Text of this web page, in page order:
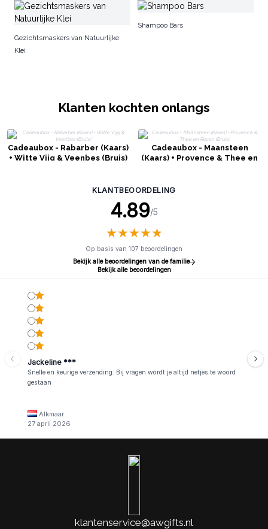
Gezichtsmaskers van Natuurlijke
Klei
Shampoo Bars
Klanten kochten onlangs
Cadeaubox - Rabarber (Kaars)
+ Witte Vijg & Veenbes (Bruis)
Cadeaubox - Maansteen
(Kaars) + Provence & Thee en
KLANTBEOORDELING
4.89/5
★★★★★
★★★★★
Op basis van 107 beoordelingen
Bekijk alle beoordelingen van de familie
Bekijk alle beoordelingen
Jackeline ***
Snelle en keurige verzending. Bij vragen wordt je altijd netjes te woord
gestaan
Alkmaar
27 april 2026
klantenservice@awgifts.nl